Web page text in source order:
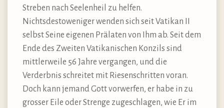
Streben nach Seelenheil zu helfen.
Nichtsdestoweniger wenden sich seit Vatikan II
selbst Seine eigenen Prälaten von Ihm ab. Seit dem
Ende des Zweiten Vatikanischen Konzils sind
mittlerweile 56 Jahre vergangen, und die
Verderbnis schreitet mit Riesenschritten voran.
Doch kann jemand Gott vorwerfen, er habe in zu
grosser Eile oder Strenge zugeschlagen, wie Er im